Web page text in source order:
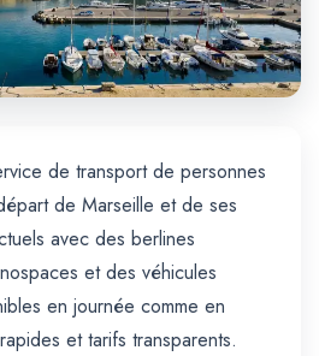
de transport de personnes
de Marseille et de ses
avec des berlines
et des véhicules
en journée comme en
et tarifs transparents.